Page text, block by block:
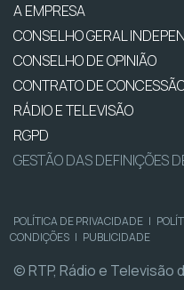
A EMPRESA
CONSELHO GERAL
CONSELHO DE OPINIÃO
CONTRATO DE
RÁDIO E TELEVISÃO
RGPD
GESTÃO DAS DEFINIÇÕES
POLÍTICA DE PRIVACIDADE |
CONDIÇÕES | PUBLICIDADE
© RTP, Rádio e Televisão